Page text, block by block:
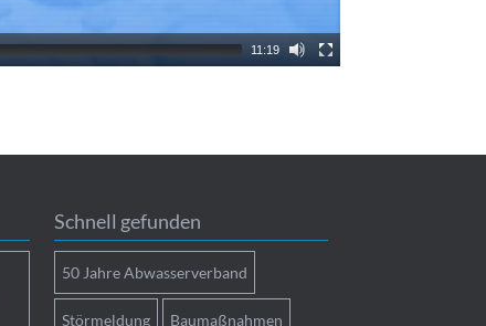
11:19
Schnell gefunden
50 Jahre Abwasserverband
Störmeldung Baumaßnahmen